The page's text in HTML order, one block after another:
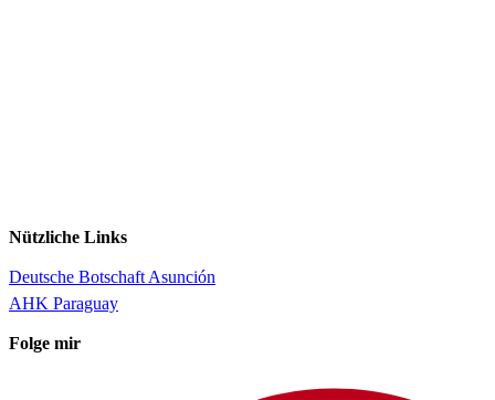
Nützliche Links
Deutsche Botschaft Asunción
AHK Paraguay
Folge mir